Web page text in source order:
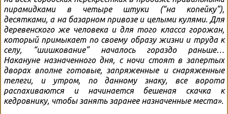
пирамидками в четыре штуки (“на копейку”),
десятками, а на базарном привозе и целыми кулями. Для
деревенского же человека и для того класса горожан,
который примыкает по своему образу жизни и труда к
селу, “шишкование” началось гораздо раньше…
Накануне назначенного дня, с ночи стоят в запертых
дворах вполне готовые, запряженные и снаряженные
телеги, и утром, по данному знаку, все ворота
распахиваются и начинается бешеная скачка к
кедровнику, чтобы занять заранее назначенные места».